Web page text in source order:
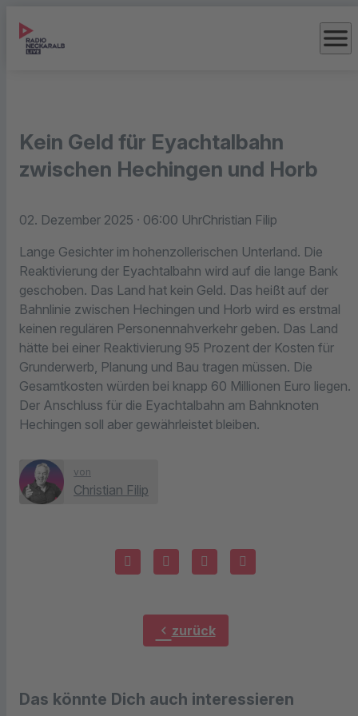
menu
Kein Geld für Eyachtalbahn
zwischen Hechingen und Horb
02. Dezember 2025 · 06:00 UhrChristian Filip
Lange Gesichter im hohenzollerischen Unterland. Die
Reaktivierung der Eyachtalbahn wird auf die lange Bank
geschoben. Das Land hat kein Geld. Das heißt auf der
Bahnlinie zwischen Hechingen und Horb wird es erstmal
keinen regulären Personennahverkehr geben. Das Land
hätte bei einer Reaktivierung 95 Prozent der Kosten für
Grunderwerb, Planung und Bau tragen müssen. Die
Gesamtkosten würden bei knapp 60 Millionen Euro liegen.
Der Anschluss für die Eyachtalbahn am Bahnknoten
Hechingen soll aber gewährleistet bleiben.
von
Christian Filip
chevron_left zurück
Das könnte Dich auch interessieren